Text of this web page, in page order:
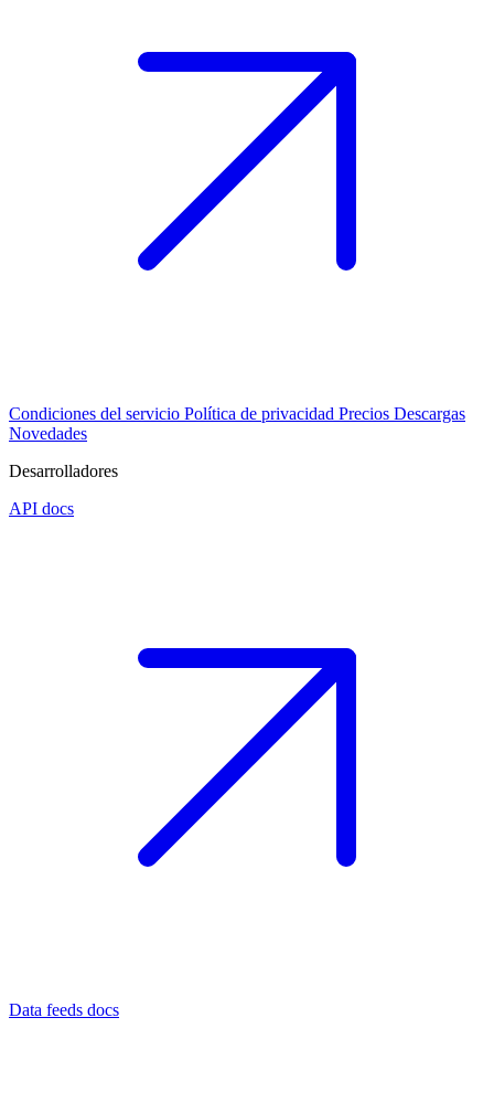
Condiciones del servicio Política de privacidad Precios Descargas
Novedades
Desarrolladores
API docs
Data feeds docs